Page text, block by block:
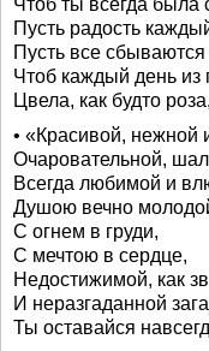
Чтоб ты всегда была
Пусть радость
Пусть все
Чтоб каждый день из
Цвела, как будто
• «Красивой, нежной
Очаровательной,
Всегда любимой и
Душою вечно
С огнем в груди,
С мечтою в сердце,
Недостижимой, как
И неразгаданной
Ты оставайся